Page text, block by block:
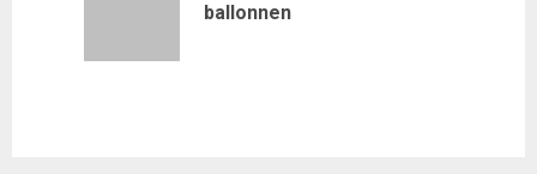
ballonnen